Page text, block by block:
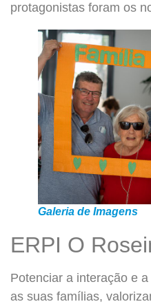
protagonistas foram os
Galeria de Imagens
ERPI O
Potenciar a interação e
as suas famílias,